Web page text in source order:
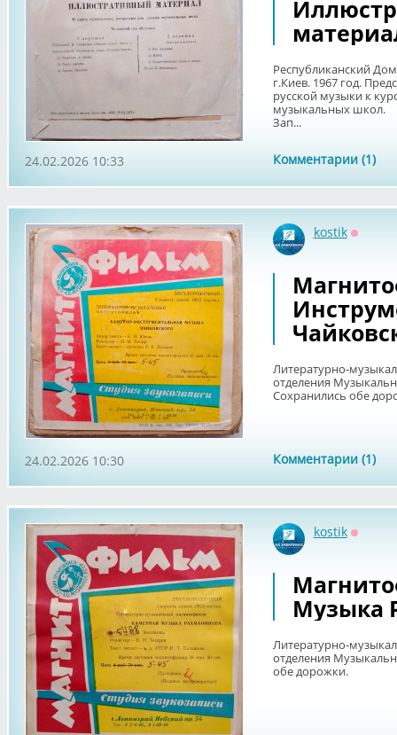
Республиканский
г.Киев. 1967 год.
русской музыки к
музыкальных школ.
Зап...
Комментарии (1)
24.02.2026 10:33
kostik
Литературно-
отделения
Сохранились обе
Комментарии (1)
24.02.2026 10:30
kostik
Музыка
Литературно-
отделения
обе дорожки.